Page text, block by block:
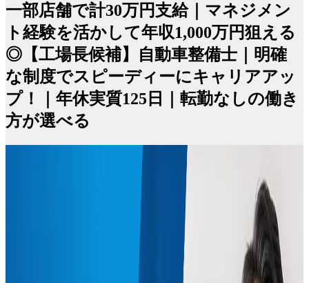
一部店舗で計30万円支給｜マネジメン
ト経験を活かして年収1,000万円狙える
◎【工場長候補】自動車整備士｜明確
な制度でスピーディーにキャリアアッ
プ！｜年休実質125日｜転勤なしの働き
方が選べる